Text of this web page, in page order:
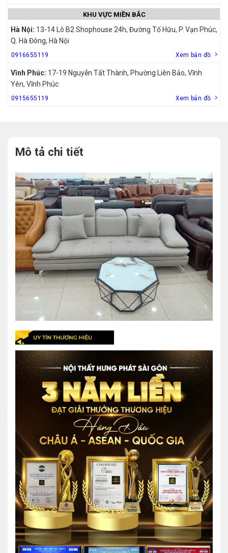
KHU VỰC MIỀN BẮC
Hà Nội: 13-14 Lô B2 Shophouse 24h, Đường Tố Hữu, P. Vạn Phúc,
Q. Hà Đông, Hà Nội
0916655119 Xem bản đồ
Vĩnh Phúc: 17-19 Nguyễn Tất Thành, Phường Liên Bảo, Vĩnh
Yên, Vĩnh Phúc
0915655119 Xem bản đồ
Mô tả chi tiết